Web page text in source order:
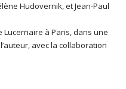
Hudovernik, et Jean-Paul
à Paris, dans une
avec la collaboration